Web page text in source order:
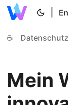
☕
Mein